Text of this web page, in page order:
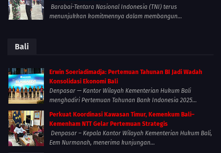
Barabai-Tentara Nasional Indonesia (TNI) terus
menunjukkan komitmennya dalam membangun...
Bali
Erwin Soeriadimadja: Pertemuan Tahunan BI Jadi Wadah
Konsolidasi Ekonomi Bali
Denpasar — Kantor Wilayah Kementerian Hukum Bali
menghadiri Pertemuan Tahunan Bank Indonesia 2025...
Perkuat Koordinasi Kawasan Timur, Kemenkum Bali–
Kemenham NTT Gelar Pertemuan Strategis
Denpasar – Kepala Kantor Wilayah Kementerian Hukum Bali,
Eem Nurmanah, menerima kunjungan...